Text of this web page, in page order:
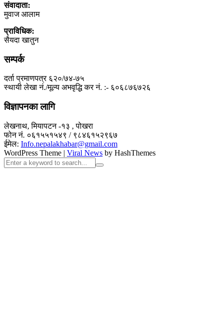
संवादाता:
मुवाज आलाम
प्राविधिक:
सैयदा खातुन
सम्पर्क
दर्ता प्रमाणपत्र ६२०/७४-७५
स्थायी लेखा नं./मूल्य अभवृद्धि कर नं. :- ६०६८७६७२६
विज्ञापनका लागि
लेखनाथ, मियापटन -१३ , पोखरा
फोन नं. ०६१५५१५४९ / ९८४६१५२९६७
ईमेल: Info.nepalakhabar@gmail.com
WordPress Theme | Viral News by HashThemes